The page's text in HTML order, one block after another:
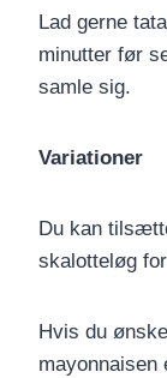
Lad gerne
minutter før
samle sig.
Variationer
Du kan
skalotteløg
Hvis du
mayonnaisen